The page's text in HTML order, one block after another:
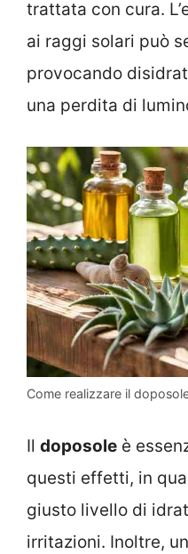
trattata con cura.
ai raggi solari può
provocando
una perdita di
Come realizzare il
Il doposole è
questi effetti, in
giusto livello di
irritazioni. Inoltre,